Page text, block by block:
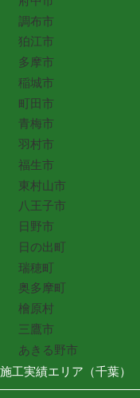
調布市
狛江市
多摩市
稲城市
町田市
青梅市
羽村市
福生市
東村山市
八王子市
日野市
日の出町
瑞穂町
奥多摩町
檜原村
三鷹市
あきる野市
施工実績エリア（千葉）